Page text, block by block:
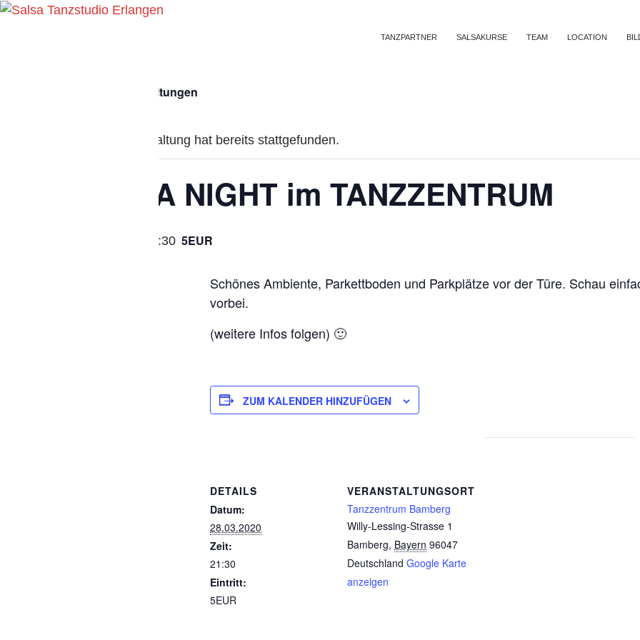
TANZPARTNER
SALSAKURSE TEAM LOCATION
« Alle Veranstaltungen
Diese Veranstaltung hat bereits stattgefunden.
SALSA NIGHT im TANZZENTRUM
28.03.2020 21:30 5EUR
Schönes Ambiente, Parkettboden und Parkplätze vor der Türe. Schau
vorbei.
(weitere Infos folgen) 🙂
ZUM KALENDER HINZUFÜGEN
DETAILS
Datum:
28.03.2020
Zeit:
21:30
Eintritt:
5EUR
VERANSTALTUNGSORT
Tanzzentrum Bamberg
Willy-Lessing-Strasse 1
Bamberg, Bayern 96047
Deutschland Google Karte
anzeigen